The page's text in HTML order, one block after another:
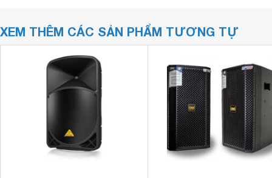
XEM THÊM CÁC SẢN PHẨM TƯƠNG TỰ